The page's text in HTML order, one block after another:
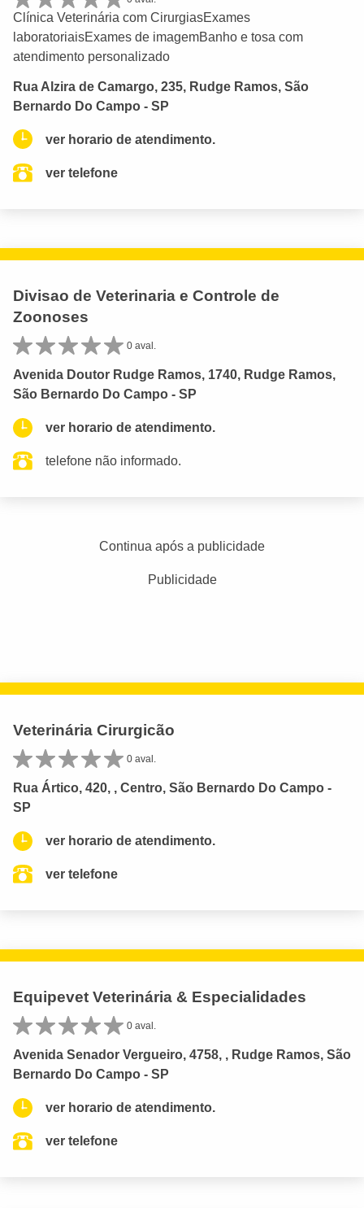
Clínica Veterinária com CirurgiasExames
laboratoriaisExames de imagemBanho e tosa com
atendimento personalizado
Rua Alzira de Camargo, 235, Rudge Ramos, São
Bernardo Do Campo - SP
ver horario de atendimento.
ver telefone
Divisao de Veterinaria e Controle de
Zoonoses
0 aval.
Avenida Doutor Rudge Ramos, 1740, Rudge Ramos,
São Bernardo Do Campo - SP
ver horario de atendimento.
telefone não informado.
Continua após a publicidade
Publicidade
Veterinária Cirurgicão
0 aval.
Rua Ártico, 420, , Centro, São Bernardo Do Campo -
SP
ver horario de atendimento.
ver telefone
Equipevet Veterinária & Especialidades
0 aval.
Avenida Senador Vergueiro, 4758, , Rudge Ramos, São
Bernardo Do Campo - SP
ver horario de atendimento.
ver telefone